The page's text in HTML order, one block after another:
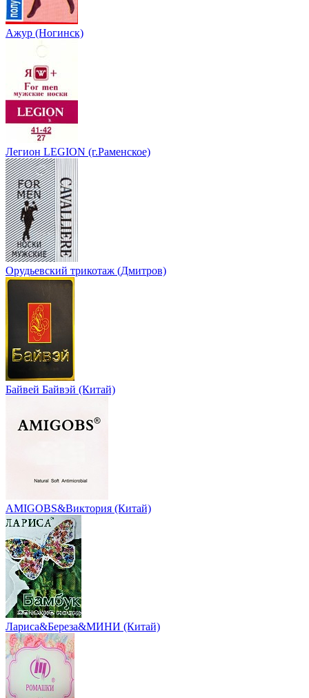
Ажур (Ногинск)
Легион LEGION (г.Раменское)
Орудьевский трикотаж (Дмитров)
Байвей Байвэй (Китай)
AMIGOBS&Виктория (Китай)
Лариса&Береза&МИНИ (Китай)